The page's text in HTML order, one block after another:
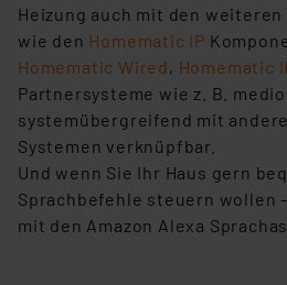
Heizung auch mit den
wie den Homematic IP
Homematic Wired, Homematic
Partnersysteme wie z. B.
systemübergreifend mit
Systemen verknüpfbar.
Und wenn Sie Ihr Haus gern
Sprachbefehle steuern wollen -
mit den Amazon Alexa